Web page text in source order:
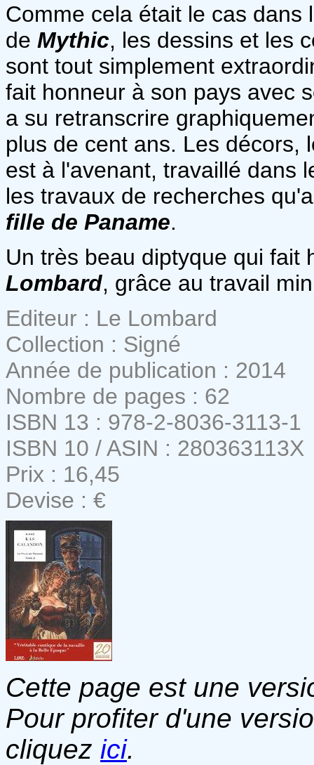
Comme cela était le cas dans
de Mythic, les dessins et les
sont tout simplement
fait honneur à son pays avec
a su retranscrire
plus de cent ans. Les décors,
est à l'avenant, travaillé dans
les travaux de recherches
fille de Paname.
Un très beau diptyque qui
Lombard, grâce au travail
Editeur : Le Lombard
Collection : Signé
Année de publication : 2014
Nombre de pages : 62
ISBN 13 : 978-2-8036-3113-1
ISBN 10 / ASIN : 280363113X
Prix : 16,45
Devise : €
Cette page est une
Pour profiter d'une
cliquez ici.